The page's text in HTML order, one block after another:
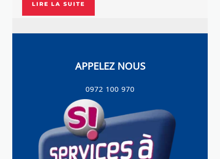
LIRE LA SUITE
APPELEZ NOUS
0972 100 970